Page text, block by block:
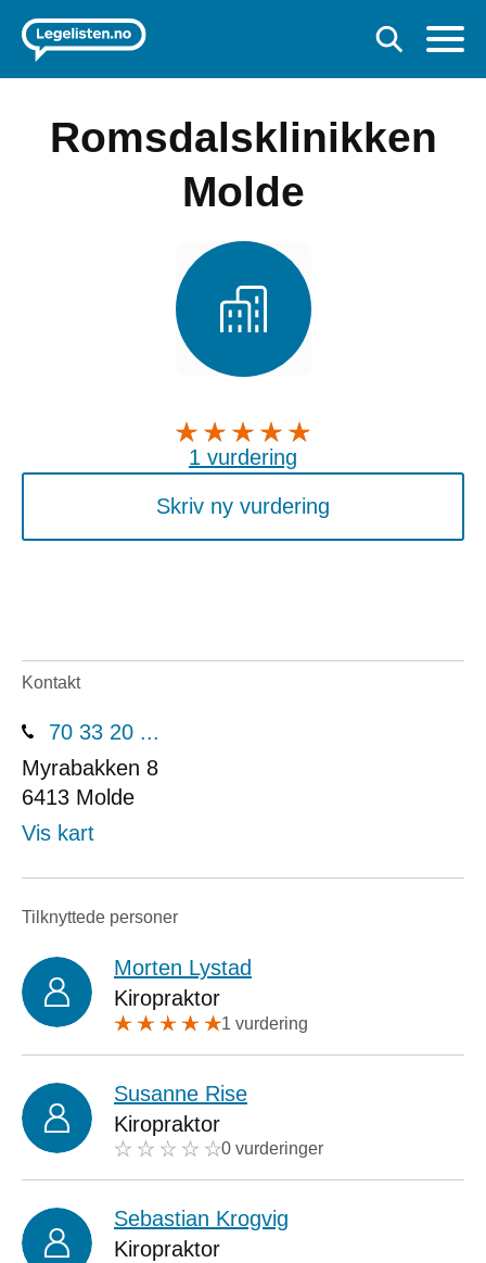
Romsdalsklinikken
Molde
1 vurdering
Skriv ny vurdering
Kontakt
70 33 20 ...
Myrabakken 8
6413 Molde
Vis kart
Tilknyttede personer
Morten Lystad
Kiropraktor
1 vurdering
Susanne Rise
Kiropraktor
0 vurderinger
Sebastian Krogvig
Kiropraktor